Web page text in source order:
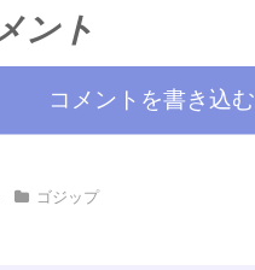
ント
コメントを書き込む
ゴジップ